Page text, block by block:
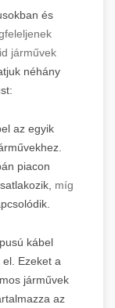
és
járművek
néhány
az egyik
piacon
míg
kábel
Ezeket a
járművek
az